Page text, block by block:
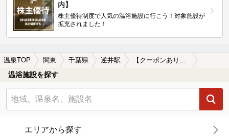
内】
株主優待制度で人気の温浴施設に行こう！対象施設が
拡充されました！
温泉TOP 関東 千葉県 逆井駅 【クーポンあり】冷え性に効能がある逆井駅近くの温泉、日帰り温泉、スーパー銭湯おすすめ
温浴施設を探す
エリアから探す